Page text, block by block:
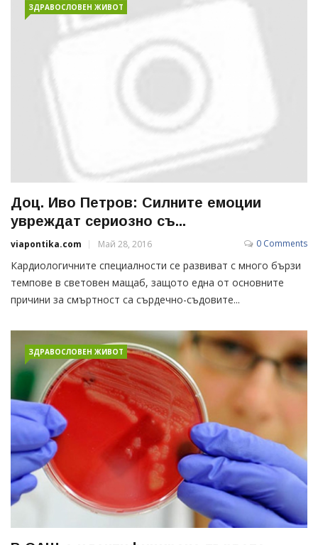
ЗДРАВОСЛОВЕН ЖИВОТ
Доц. Иво Петров: Силните емоции
увреждат сериозно съ...
viapontika.com Май 28, 2016 0 Comments
Кардиологичните специалности се развиват с много бързи
темпове в световен мащаб, защото една от основните
причини за смъртност са сърдечно-съдовите...
ЗДРАВОСЛОВЕН ЖИВОТ